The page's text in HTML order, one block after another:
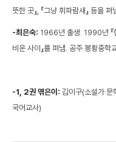
뜻한 곳』, 『그냥 휘파람새』 등을
-최은숙: 1966년 출생. 1990년 『
비운 사이』를 펴냄. 공주 봉황중학
-1, 2권 엮은이: 김이구(소설가·
국어교사)